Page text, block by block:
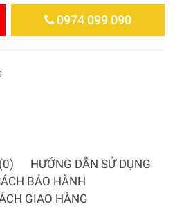
0974 099 090
HƯỚNG DẪN SỬ DỤNG
BẢO HÀNH
GIAO HÀNG